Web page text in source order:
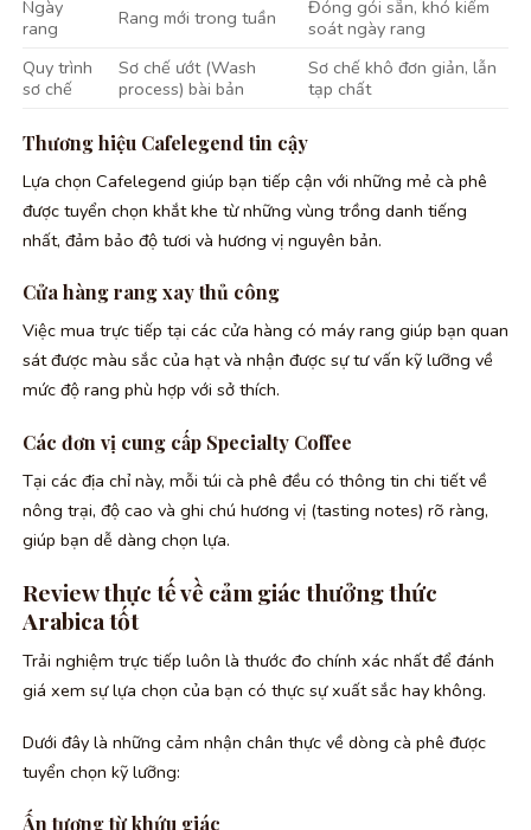
Ngày
rang
Rang mới trong tuần
Đóng gói sẵn, khó kiểm
soát ngày rang
Quy trình
sơ chế
Sơ chế ướt (Wash
process) bài bản
Sơ chế khô đơn giản, lẫn
tạp chất
Thương hiệu Cafelegend tin cậy
Lựa chọn Cafelegend giúp bạn tiếp cận với những mẻ cà phê
được tuyển chọn khắt khe từ những vùng trồng danh tiếng
nhất, đảm bảo độ tươi và hương vị nguyên bản.
Cửa hàng rang xay thủ công
Việc mua trực tiếp tại các cửa hàng có máy rang giúp bạn quan
sát được màu sắc của hạt và nhận được sự tư vấn kỹ lưỡng về
mức độ rang phù hợp với sở thích.
Các đơn vị cung cấp Specialty Coffee
Tại các địa chỉ này, mỗi túi cà phê đều có thông tin chi tiết về
nông trại, độ cao và ghi chú hương vị (tasting notes) rõ ràng,
giúp bạn dễ dàng chọn lựa.
Review thực tế về cảm giác thưởng thức
Arabica tốt
Trải nghiệm trực tiếp luôn là thước đo chính xác nhất để đánh
giá xem sự lựa chọn của bạn có thực sự xuất sắc hay không.
Dưới đây là những cảm nhận chân thực về dòng cà phê được
tuyển chọn kỹ lưỡng:
Ấn tượng từ khứu giác